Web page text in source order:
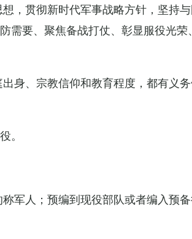
，贯彻新时代军事战略方针，坚持
需要、聚焦备战打仗、彰显服役光荣
身、宗教信仰和教育程度，都有义
。
军人；预编到现役部队或者编入预